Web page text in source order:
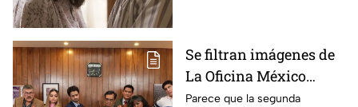
Se filtran imágenes de
La Oficina México
temporada 2 y un
Parece que la segunda